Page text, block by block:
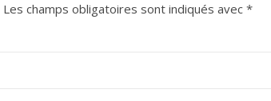
Les champs obligatoires sont indiqués avec *